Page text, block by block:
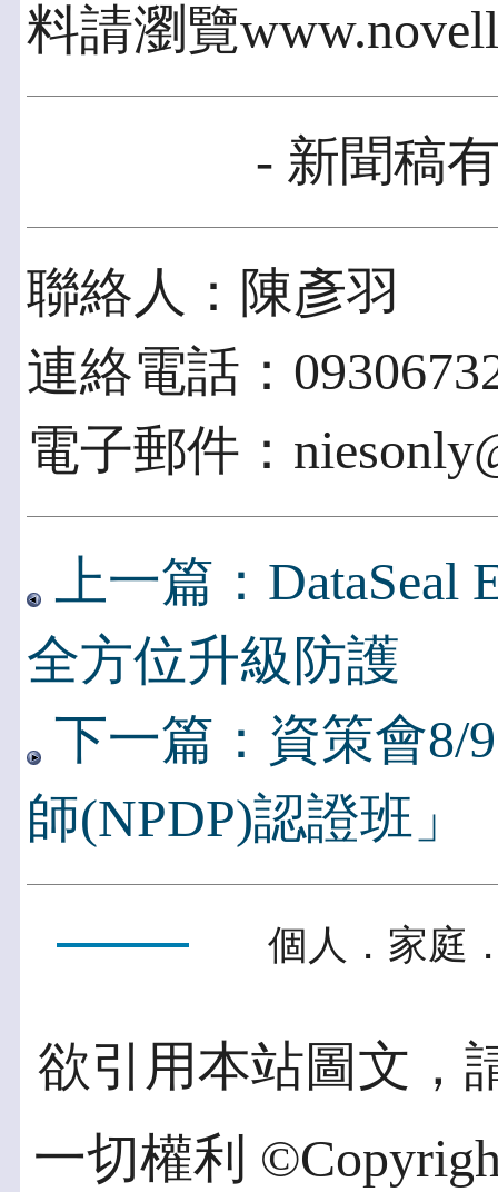
料請瀏覽
- 新聞稿
聯絡人：陳彥羽
連絡電話：
電子郵件：
上一篇：DataSeal
全方位升級防護
下一篇：資策會8/
師(NPDP)認證班」
個人．家庭
欲引用本站圖文，
一切權利